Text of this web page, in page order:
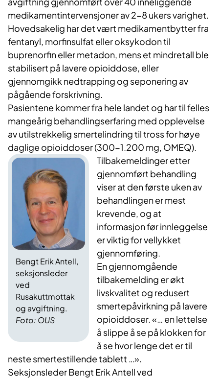
medikamentintervensjoner av 2-8 ukers varighet.
Hovedsakelig har det vært medikamentbytter fra
fentanyl, morfinsulfat eller oksykodon til
buprenorfin eller metadon, mens et mindretall ble
stabilisert på lavere opioiddose, eller
gjennomgikk nedtrapping og seponering av
pågående forskrivning.
Pasientene kommer fra hele landet og har til felles
mangeårig behandlingserfaring med opplevelse
av utilstrekkelig smertelindring til tross for høye
daglige opioiddoser (300-1.200 mg, OMEQ).
Foto: OUS
Bengt Erik Antell,
seksjonsleder
ved
Rusakuttmottak
og avgiftning.
Tilbakemeldinger etter
gjennomført behandling
viser at den første uken av
behandlingen er mest
krevende, og at
informasjon før innleggelse
er viktig for vellykket
gjennomføring.
En gjennomgående
tilbakemelding er økt
livskvalitet og redusert
smertepåvirkning på lavere
opioiddoser. «… en lettelse
å slippe å se på klokken for
å se hvor lenge det er til
neste smertestillende tablett …».
Seksjonsleder Bengt Erik Antell ved